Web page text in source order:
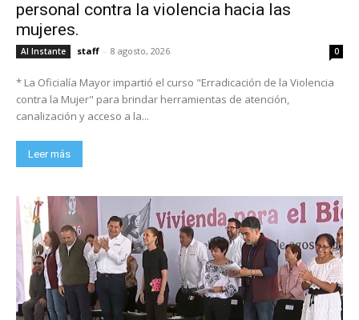
personal contra la violencia hacia las
mujeres.
Al Instante staff - 8 agosto, 2026 0
* La Oficialía Mayor impartió el curso "Erradicación de la Violencia
contra la Mujer" para brindar herramientas de atención,
canalización y acceso a la...
Leer más